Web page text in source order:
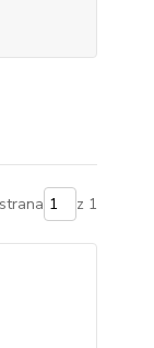
strana z 1